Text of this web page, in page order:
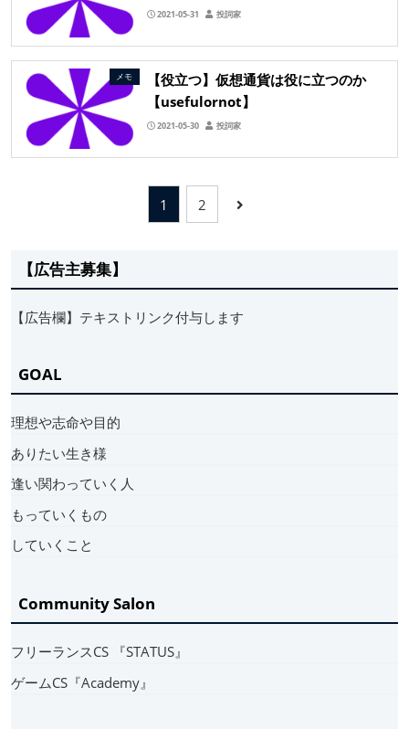
2021-05-31 投詞家
メモ
【役立つ】仮想通貨は役に立つのか
【usefulornot】
2021-05-30 投詞家
1 2
【広告主募集】
【広告欄】テキストリンク付与します
GOAL
理想や志命や目的
ありたい生き様
逢い関わっていく人
もっていくもの
していくこと
Community Salon
フリーランスCS 『STATUS』
ゲームCS『Academy』